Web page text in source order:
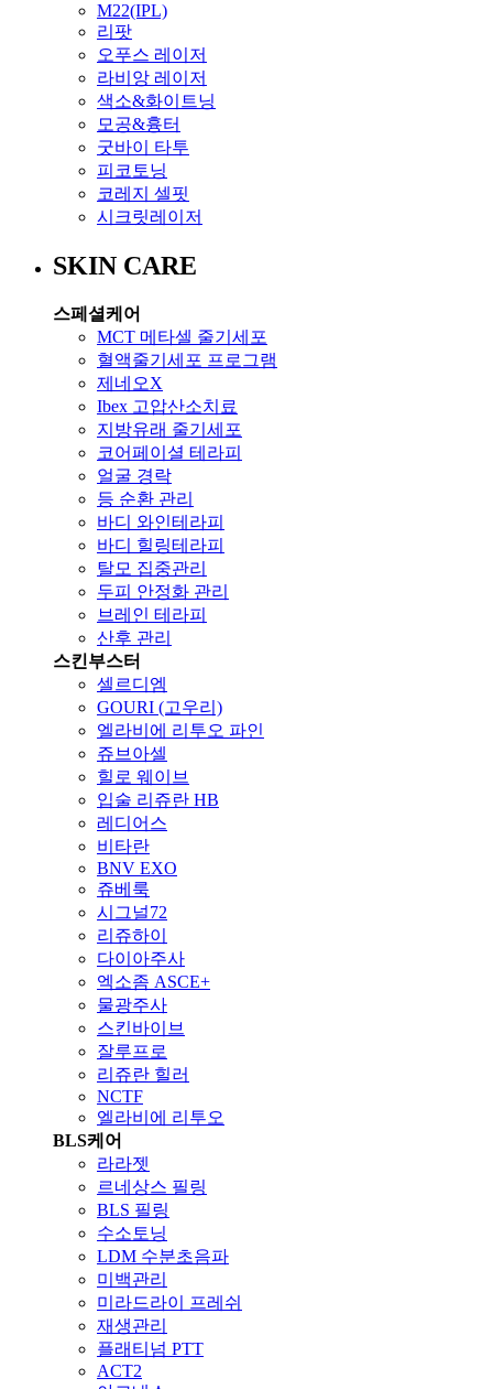
M22(IPL)
리팟
오푸스 레이저
라비앙 레이저
색소&화이트닝
모공&흉터
굿바이 타투
피코토닝
코레지 셀핏
시크릿레이저
SKIN CARE
스페셜케어
MCT 메타셀 줄기세포
혈액줄기세포 프로그램
제네오X
Ibex 고압산소치료
지방유래 줄기세포
코어페이셜 테라피
얼굴 경락
등 순환 관리
바디 와인테라피
바디 힐링테라피
탈모 집중관리
두피 안정화 관리
브레인 테라피
산후 관리
스킨부스터
셀르디엠
GOURI (고우리)
엘라비에 리투오 파인
쥬브아셀
힐로 웨이브
입술 리쥬란 HB
레디어스
비타란
BNV EXO
쥬베룩
시그널72
리쥬하이
다이아주사
엑소좀 ASCE+
물광주사
스킨바이브
잘루프로
리쥬란 힐러
NCTF
엘라비에 리투오
BLS케어
라라젯
르네상스 필링
BLS 필링
수소토닝
LDM 수분초음파
미백관리
미라드라이 프레쉬
재생관리
플래티넘 PTT
ACT2